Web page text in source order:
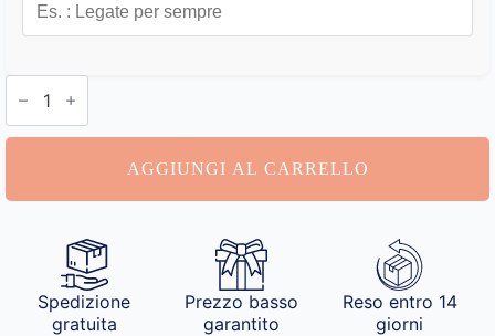
Portacandele
Personalizzato
AGGIUNGI AL CARRELLO
Spedizione
gratuita
Prezzo basso
garantito
Reso entro 14
giorni